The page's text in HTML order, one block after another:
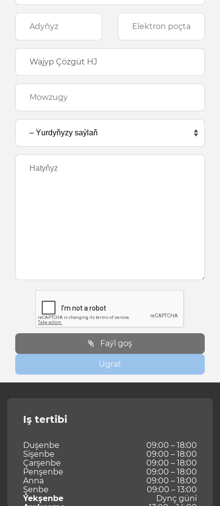
Faýl goş
Ugrat
Iş tertibi
Duşenbe
09:00 – 18:00
Sişenbe
09:00 – 18:00
Çarşenbe
09:00 – 18:00
Penşenbe
09:00 – 18:00
Anna
09:00 – 18:00
Şenbe
09:00 – 13:00
Ýekşenbe
Dynç güni